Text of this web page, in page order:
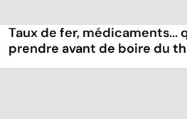
Taux de fer, médicaments...
prendre avant de boire du